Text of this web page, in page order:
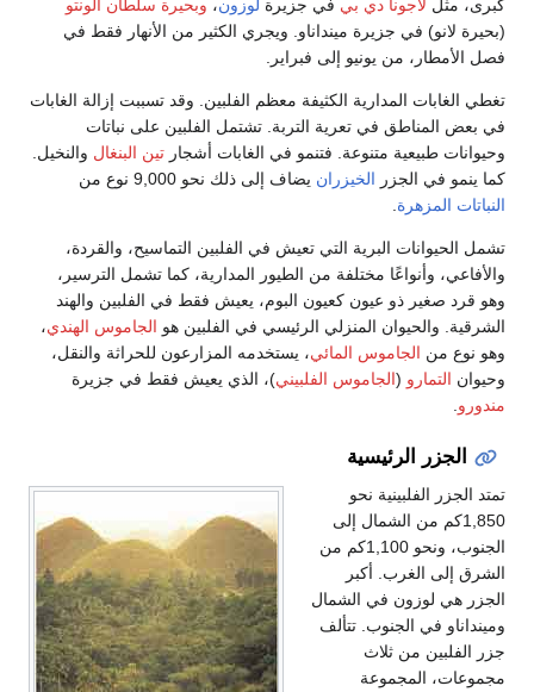
كبرى، مثل لاجونا دي بي في جزيرة لوزون، وبحيرة سلطان ألونتو
(بحيرة لانو) في جزيرة مينداناو. ويجري الكثير من الأنهار فقط في
فصل الأمطار، من يونيو إلى فبراير.
تغطي الغابات المدارية الكثيفة معظم الفلبين. وقد تسببت إزالة الغابات
في بعض المناطق في تعرية التربة. تشتمل الفلبين على نباتات
وحيوانات طبيعية متنوعة. فتنمو في الغابات أشجار تين البنغال والنخيل.
كما ينمو في الجزر الخيزران يضاف إلى ذلك نحو 9,000 نوع من
النباتات المزهرة
تشمل الحيوانات البرية التي تعيش في الفلبين التماسيح، والقردة،
والأفاعي، وأنواعًا مختلفة من الطيور المدارية، كما تشمل الترسير،
وهو قرد صغير ذو عيون كعيون البوم، يعيش فقط في الفلبين والهند
الشرقية. والحيوان المنزلي الرئيسي في الفلبين هو الجاموس الهندي،
وهو نوع من الجاموس المائي، يستخدمه المزارعون للحراثة والنقل،
وحيوان التمارو (الجاموس الفلبيني)، الذي يعيش فقط في جزيرة
مندورو
الجزر الرئيسية
تمتد الجزر الفلبينية نحو
1,850كم من الشمال إلى
الجنوب، ونحو 1,100كم من
الشرق إلى الغرب. أكبر
الجزر هي لوزون في الشمال
ومينداناو في الجنوب. تتألف
جزر الفلبين من ثلاث
مجموعات، المجموعة